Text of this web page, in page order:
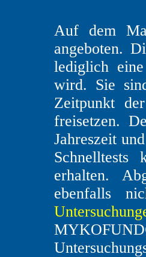
Auf dem
angeboten.
lediglich
wird. Sie
Zeitpunkt
freisetzen.
Jahreszeit
erhalten.
ebenfalls